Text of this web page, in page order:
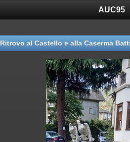
AUC95
Ritrovo al Castello e alla Caserma